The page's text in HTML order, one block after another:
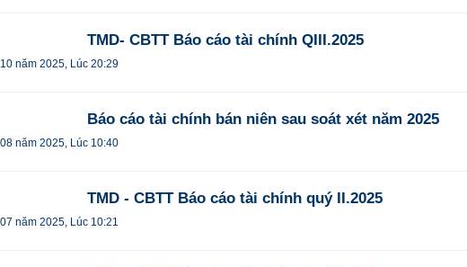
TMD- CBTT Báo cáo tài chính QIII.2025
năm 2025, Lúc 20:29
Báo cáo tài chính bán niên sau soát xét năm 2025
năm 2025, Lúc 10:40
TMD - CBTT Báo cáo tài chính quý II.2025
năm 2025, Lúc 10:21